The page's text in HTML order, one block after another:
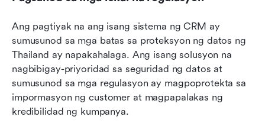
Ang pagtiyak na ang isang sistema ng CRM ay
sumusunod sa mga batas sa proteksyon ng datos ng
Thailand ay napakahalaga. Ang isang solusyon na
nagbibigay-priyoridad sa seguridad ng datos at
sumusunod sa mga regulasyon ay magpoprotekta sa
impormasyon ng customer at magpapalakas ng
kredibilidad ng kumpanya.